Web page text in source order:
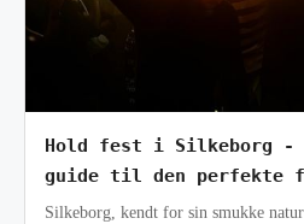
Hold fest i Silkeborg -
guide til den perfekte
Silkeborg, kendt for sin smukke